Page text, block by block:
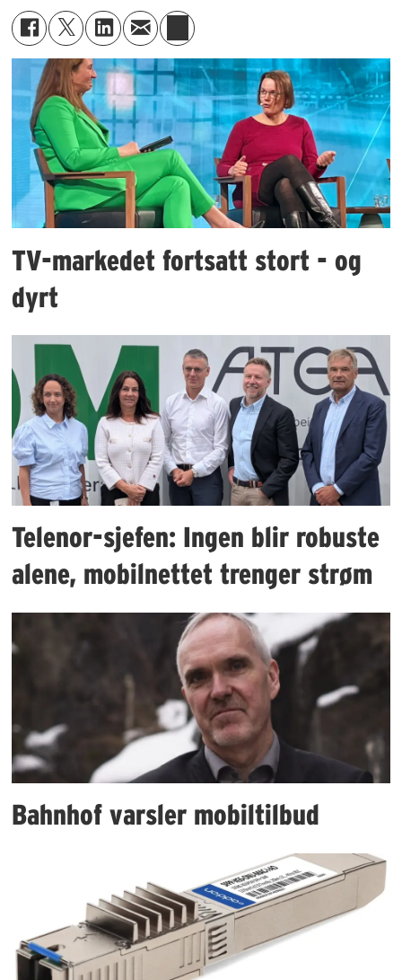
TV-markedet fortsatt stort - og
dyrt
Telenor-sjefen: Ingen blir robuste
alene, mobilnettet trenger strøm
Bahnhof varsler mobiltilbud